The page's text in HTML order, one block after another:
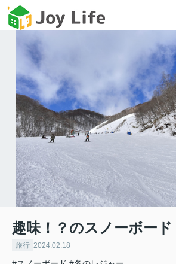
趣味！？のスノーボード
旅行 2024.02.18